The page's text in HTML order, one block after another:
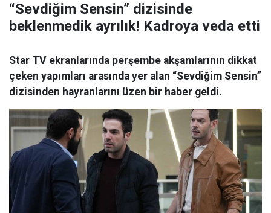
“Sevdiğim Sensin” dizisinde
beklenmedik ayrılık! Kadroya veda etti
Star TV ekranlarında perşembe akşamlarının dikkat
çeken yapımları arasında yer alan “Sevdiğim Sensin”
dizisinden hayranlarını üzen bir haber geldi.